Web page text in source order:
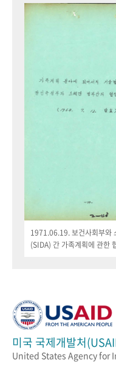
1971.06.19. 보건사회부와
(SIDA) 간 가족계획에 관한
미국 국제개발처
United States Agency